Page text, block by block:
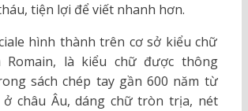
tiện lợi để viết nhanh hơn.
hình thành trên cơ sở kiểu chữ
Romain, là kiểu chữ được thông
sách chép tay gần 600 năm từ
châu Âu, dáng chữ tròn trịa, nét